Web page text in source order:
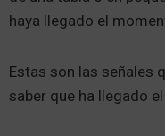
haya llegado el
Estas son las señales
saber que ha llegado